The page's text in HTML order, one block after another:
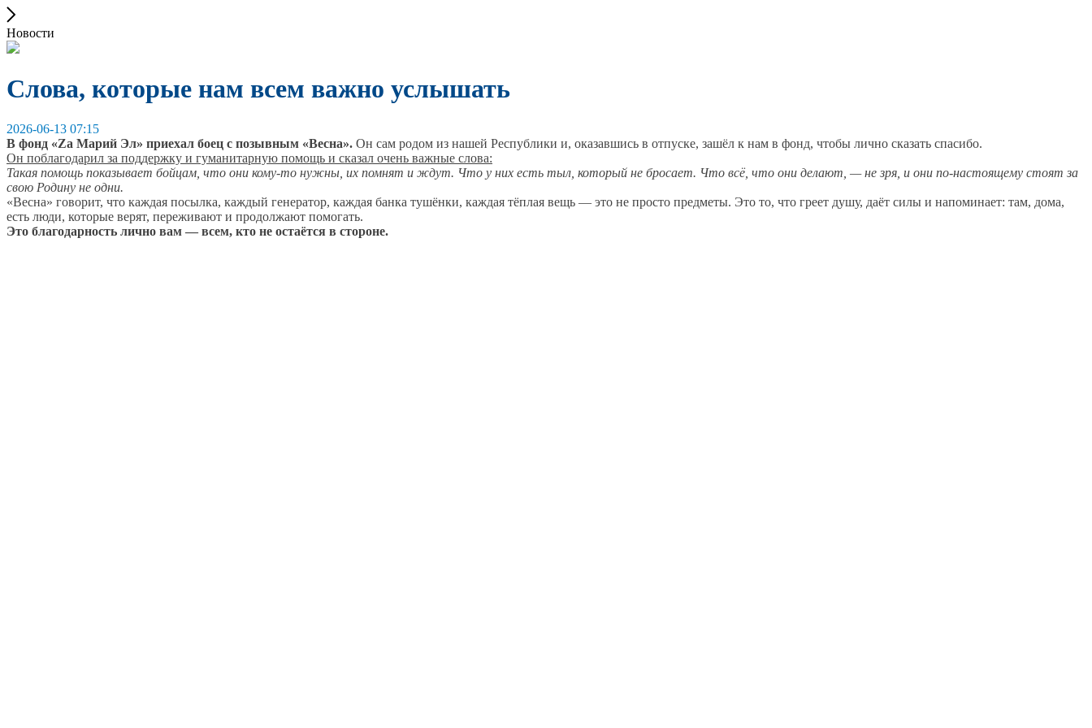
Новости
Слова, которые нам всем важно услышать
2026-06-13 07:15
В фонд «Zа Марий Эл» приехал боец с позывным «Весна». Он сам родом из нашей Республики и, оказавшись в отпуске, зашёл к нам в фонд, чтобы лично сказать спасибо.
Он поблагодарил за поддержку и гуманитарную помощь и сказал очень важные слова:
Такая помощь показывает бойцам, что они кому‑то нужны, их помнят и ждут. Что у них есть тыл, который не бросает. Что всё, что они делают, — не зря, и они по‑настоящему стоят за
свою Родину не одни.
«Весна» говорит, что каждая посылка, каждый генератор, каждая банка тушёнки, каждая тёплая вещь — это не просто предметы. Это то, что греет душу, даёт силы и напоминает: там, дома,
есть люди, которые верят, переживают и продолжают помогать.
Это благодарность лично вам — всем, кто не остаётся в стороне.